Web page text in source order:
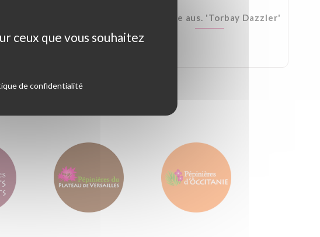
Cordyline aus. 'Torbay Dazzler'
ceux que vous souhaitez
de confidentialité